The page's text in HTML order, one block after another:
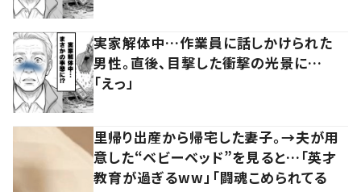
実家解体中…作業員に話しかけられた
男性。直後、目撃した衝撃の光景に…
「えっ」
里帰り出産から帰宅した妻子。→夫が用
意した“ベビーベッド”を見ると…「英才
教育が過ぎるww」「闘魂こめられてる